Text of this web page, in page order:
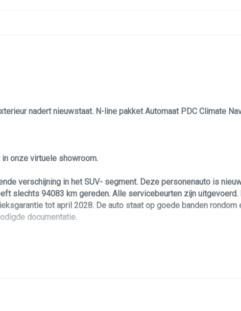
Lichtsensor
Stoel ventilatie voor
Stuur leder
nadert nieuwstaat. N-line pakket Automaat PDC Climate
onze virtuele showroom.
verschijning in het SUV- segment. Deze personenauto is
slechts 94083 km gereden. Alle servicebeurten zijn
tot april 2028. De auto staat op goede banden
documentatie.
/ unieke personenauto? Dan biedt deze Hyundai Tucson u
Tucson tot een echte blikvanger! Verder is de Tucson voorzien